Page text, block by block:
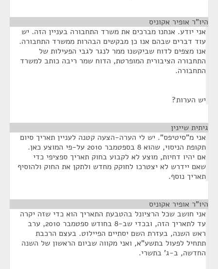
היו"ר אופיר אקוניס
אני יודע. אנחנו מברכים את משרד התחבורה בעניין הזה. יש
עוד דברים שבהם אנו כן מבקשים הבהרות ממשרד התחבורה.
אנו מצפים לדוח שביקשנו ממר לנגר לגבי הפעילות של
התחבורה הציבורית המופרטת, הדוח שמר ריבה כותב למשרד
התחבורה.
יש הערות?
גיתית שיינין
אני מ"סיטיפס". יש לי הערה-הצעה קטנה לעניין תאריך סיום
תקופת הניסוי, שהוא 8 בספטמבר 2010 על-פי המוצע כאן.
אם יהיו דחיות, מוצע לא לקבוע בחוק תאריך ספציפי כדי
שאם יידרש לא יצטרכו לחוקק מחדש ולתקן את החוק ולהוסיף
תאריך נוסף.
היו"ר אופיר אקוניס
אני חושב שכל הרציונל בהטבעת התאריך הוא כדי שזה יקרה
עד לתאריך הזה, ובכדי שב-8 בחודש ספטמבר 2010, ערב
ראש השנה, בעזרת השם יסתיים הפיילוט. בעצם הרכבת
תתחיל לפעול בתשע"א, ואני מקווה שביום הראשון של השנה
החדשה, ב-ג' בתשרי.